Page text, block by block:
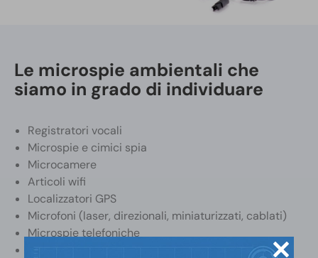
Le microspie ambientali che
siamo in grado di individuare
Registratori vocali
Microspie e cimici spia
Microcamere
Articoli wifi
Localizzatori GPS
Microfoni (laser, direzionali, miniaturizzati, cablati)
Microspie telefoniche